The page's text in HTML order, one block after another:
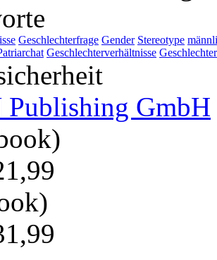
Geschlechterfrage Gender Stereotype
Geschlechterverhältnisse
Publishing GmbH